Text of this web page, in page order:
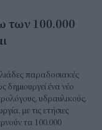
των 100.000
παραδοσιακές
δημιουργεί ένα νέο
υδραυλικούς,
με τις ετήσιες
τα 100.000